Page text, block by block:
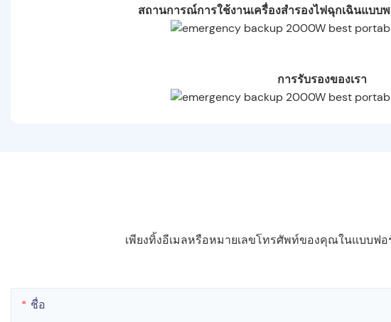
สถานการณ์การใช้งานเครื่องสำรองไฟฉุกเฉินแบ
การรับรองของเรา
เพียงทิ้งอีเมลหรือหมายเลขโทรศัพท์ของคุณในแบบฟ
ชื่อ